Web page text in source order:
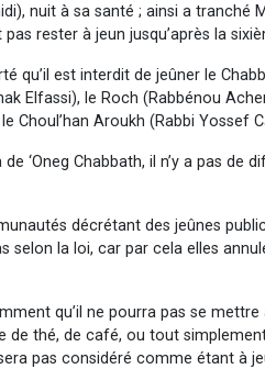
nuit à sa santé ; ainsi a tranché
rester à jeun jusqu’après la
qu’il est interdit de jeûner le
Elfassi), le Roch (Rabbénou
Choul’han Aroukh (Rabbi Yossef
‘Oneg Chabbath, il n’y a pas de
décrétant des jeûnes
selon la loi, car par cela elles
qu’il ne pourra pas se
de thé, de café, ou tout
pas considéré comme étant à